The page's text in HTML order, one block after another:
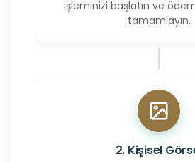
işleminizi başlatın ve
tamamlayın.
2. Kişisel